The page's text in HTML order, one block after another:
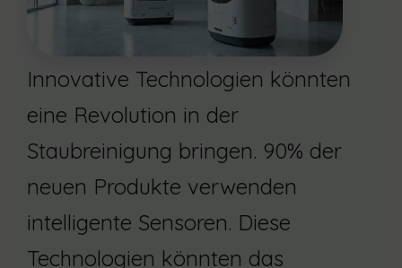
Innovative Technologien könnten
eine Revolution in der
Staubreinigung bringen. 90% der
neuen Produkte verwenden
intelligente Sensoren. Diese
Technologien könnten das